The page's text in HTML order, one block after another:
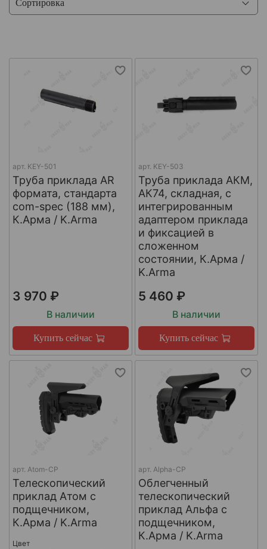
арт. KEY-501
Труба приклада AR
формата, стандарта
com-spec (188 мм),
К.Арма / K.Arma
3 970 ₽
В наличии
Купить сейчас
арт. KEY-503
Труба приклада АКМ,
АК74, складная, с
интегрированным
адаптером приклада
и фиксацией в
сложенном
состоянии, К.Арма /
K.Arma
5 460 ₽
В наличии
Купить сейчас
арт. Atom-CP
Телескопический
приклад Атом с
подщечником,
К.Арма / K.Arma
Цвет
арт. Alpha-CP
Облегченный
телескопический
приклад Альфа с
подщечником,
К.Арма / K.Arma